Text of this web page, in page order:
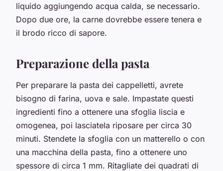
liquido aggiungendo acqua calda, se necessario.
Dopo due ore, la carne dovrebbe essere tenera e
il brodo ricco di sapore.
Preparazione della pasta
Per preparare la pasta dei cappelletti, avrete
bisogno di farina, uova e sale. Impastate questi
ingredienti fino a ottenere una sfoglia liscia e
omogenea, poi lasciatela riposare per circa 30
minuti. Stendete la sfoglia con un matterello o con
una macchina della pasta, fino a ottenere uno
spessore di circa 1 mm. Ritagliate dei quadrati di